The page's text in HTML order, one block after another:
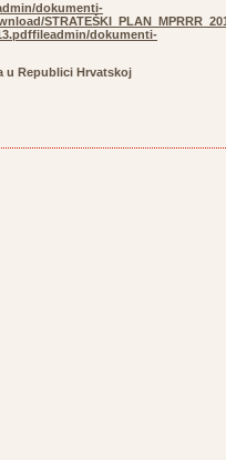
dokumenti-
fileadmin/dokumenti-
u Republici Hrvatskoj